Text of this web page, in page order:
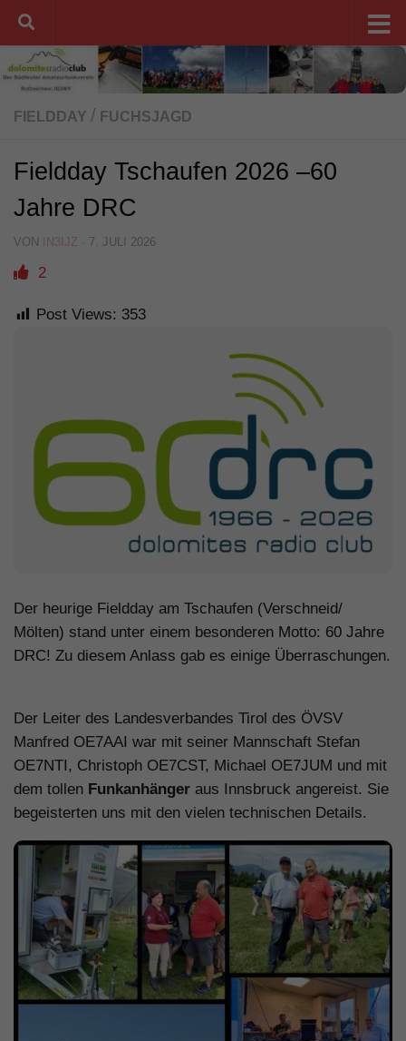
Unter dem Inhalt
FIELDDAY / FUCHSJAGD
Fieldday Tschaufen 2026 –60
Jahre DRC
VON IN3IJZ · 7. JULI 2026
2
Post Views: 353
Der heurige Fieldday am Tschaufen (Verschneid/
Mölten) stand unter einem besonderen Motto: 60 Jahre
DRC! Zu diesem Anlass gab es einige Überraschungen.
Der Leiter des Landesverbandes Tirol des ÖVSV
Manfred OE7AAI war mit seiner Mannschaft Stefan
OE7NTI, Christoph OE7CST, Michael OE7JUM und mit
dem tollen Funkanhänger aus Innsbruck angereist. Sie
begeisterten uns mit den vielen technischen Details.